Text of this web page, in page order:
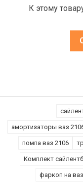
К этому
амортизаторы ваз
помпа ваз 2106
Комплект
фаркоп на ваз